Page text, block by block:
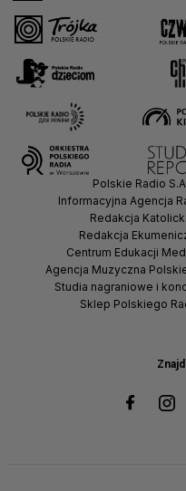
Polskie Radio
Informacyjna Agencja
Redakcja
Redakcja
Centrum Edukacji
Agencja Muzyczna
Studia nagraniowe i
Sklep Polskiego